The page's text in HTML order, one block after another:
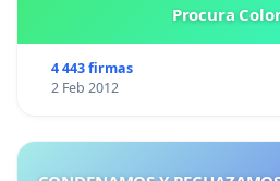
Procura
4 443 firmas
2 Feb 2012